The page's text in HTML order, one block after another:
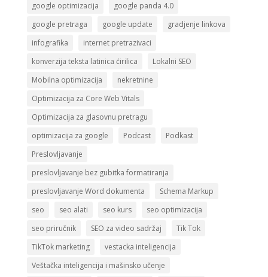
google optimizacija
google panda 4.0
google pretraga
google update
gradjenje linkova
infografika
internet pretrazivaci
konverzija teksta latinica ćirilica
Lokalni SEO
Mobilna optimizacija
nekretnine
Optimizacija za Core Web Vitals
Optimizacija za glasovnu pretragu
optimizacija za google
Podcast
Podkast
Preslovljavanje
preslovljavanje bez gubitka formatiranja
preslovljavanje Word dokumenta
Schema Markup
seo
seo alati seo kurs
seo optimizacija
seo priručnik
SEO za video sadržaj
Tik Tok
TikTok marketing
vestacka inteligencija
Veštačka inteligencija i mašinsko učenje